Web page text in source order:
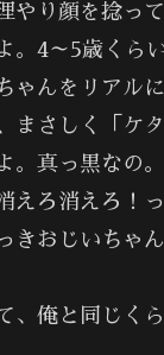
やり顔を捻って
。4～5歳くらい
ゃんをリアル
まさしく「ケ
。真っ黒なの
えろ消えろ！
きおじいちゃ
、俺と同じく